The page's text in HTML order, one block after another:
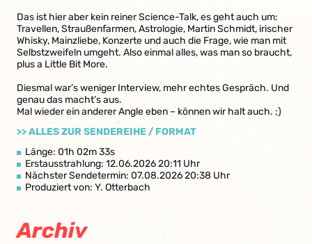
Das ist hier aber kein reiner Science-Talk, es geht auch um:
Travellen, Straußenfarmen, Astrologie, Martin Schmidt, irischer
Whisky, Mainzliebe, Konzerte und auch die Frage, wie man mit
Selbstzweifeln umgeht. Also einmal alles, was man so braucht,
plus a Little Bit More.
Diesmal war’s weniger Interview, mehr echtes Gespräch. Und
genau das macht’s aus.
Mal wieder ein anderer Angle eben – können wir halt auch. ;)
>> ALLES ZUR SENDEREIHE / FORMAT
Länge: 01h 02m 33s
Erstausstrahlung: 12.06.2026 20:11 Uhr
Nächster Sendetermin: 07.08.2026 20:38 Uhr
Produziert von: Y. Otterbach
Archiv